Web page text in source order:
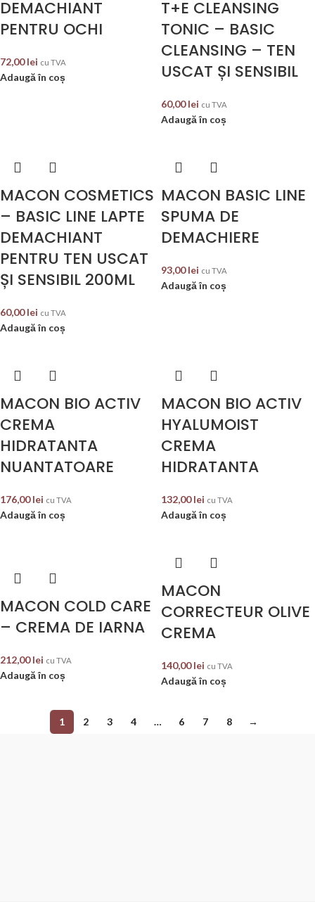
DEMACHIANT
PENTRU OCHI
72,00lei cu TVA
Adaugă în coș
T+E CLEANSING
TONIC – BASIC
CLEANSING – TEN
USCAT ȘI SENSIBIL
60,00lei cu TVA
Adaugă în coș
MACON COSMETICS
– BASIC LINE LAPTE
DEMACHIANT
PENTRU TEN USCAT
ȘI SENSIBIL 200ML
60,00lei cu TVA
Adaugă în coș
MACON BASIC LINE
SPUMA DE
DEMACHIERE
93,00lei cu TVA
Adaugă în coș
MACON BIO ACTIV
CREMA
HIDRATANTA
NUANTATOARE
176,00lei cu TVA
Adaugă în coș
MACON BIO ACTIV
HYALUMOIST
CREMA
HIDRATANTA
132,00lei cu TVA
Adaugă în coș
MACON COLD CARE
– CREMA DE IARNA
212,00lei cu TVA
Adaugă în coș
MACON
CORRECTEUR OLIVE
CREMA
140,00lei cu TVA
Adaugă în coș
1 2 3 4 … 6 7 8 →